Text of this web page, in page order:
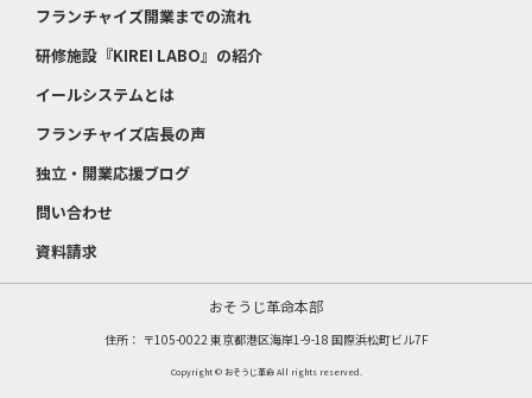
フランチャイズ開業までの流れ
研修施設『KIREI LABO』の紹介
イールシステムとは
フランチャイズ店長の声
独立・開業応援ブログ
問い合わせ
資料請求
おそうじ革命本部
住所： 〒105-0022 東京都港区海岸1-9-18 国際浜松町ビル7F
Copyright © おそうじ革命 All rights reserved.